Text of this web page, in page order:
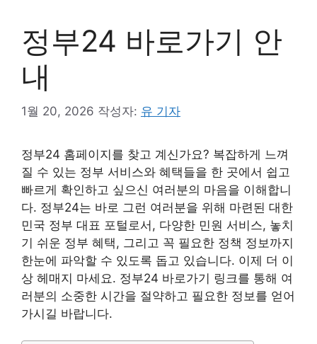
정부24 바로가기 안
내
1월 20, 2026 작성자: 유 기자
정부24 홈페이지를 찾고 계신가요? 복잡하게 느껴
질 수 있는 정부 서비스와 혜택들을 한 곳에서 쉽고
빠르게 확인하고 싶으신 여러분의 마음을 이해합니
다. 정부24는 바로 그런 여러분을 위해 마련된 대한
민국 정부 대표 포털로서, 다양한 민원 서비스, 놓치
기 쉬운 정부 혜택, 그리고 꼭 필요한 정책 정보까지
한눈에 파악할 수 있도록 돕고 있습니다. 이제 더 이
상 헤매지 마세요. 정부24 바로가기 링크를 통해 여
러분의 소중한 시간을 절약하고 필요한 정보를 얻어
가시길 바랍니다.